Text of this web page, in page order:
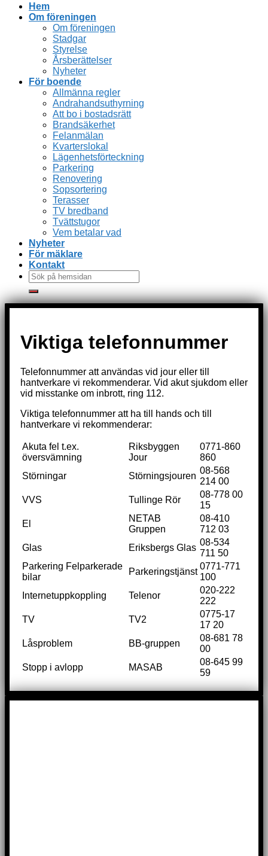
Hem
Om föreningen
Om föreningen
Stadgar
Styrelse
Årsberättelser
Nyheter
För boende
Allmänna regler
Andrahandsuthyrning
Att bo i bostadsrätt
Brandsäkerhet
Felanmälan
Kvarterslokal
Lägenhetsförteckning
Parkering
Renovering
Sopsortering
Terasser
TV bredband
Tvättstugor
Vem betalar vad
Nyheter
För mäklare
Kontakt
Viktiga telefonnummer
Telefonnummer att användas vid jour eller till
hantverkare vi rekommenderar. Vid akut sjukdom eller
vid misstanke om inbrott, ring 112.
Viktiga telefonnummer att ha till hands och till
hantverkare vi rekommenderar:
Akuta fel t.ex.
översvämning
Riksbyggen
Jour
0771-860
860
Störningar
Störningsjouren
08-568
214 00
VVS
Tullinge Rör
08-778 00
15
El
NETAB
Gruppen
08-410
712 03
Glas
Eriksbergs Glas
08-534
711 50
Parkering Felparkerade
bilar
Parkeringstjänst
0771-771
100
Internetuppkoppling
Telenor
020-222
222
TV
TV2
0775-17
17 20
Låsproblem
BB-gruppen
08-681 78
00
Stopp i avlopp
MASAB
08-645 99
59